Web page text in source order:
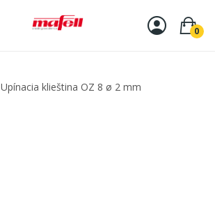
0
Upínacia klieština OZ 8 ø 2 mm